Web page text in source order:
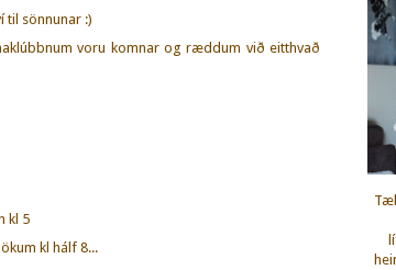
til sönnunar :)
voru komnar og ræddum við eitthvað
kl 5
kl hálf 8...